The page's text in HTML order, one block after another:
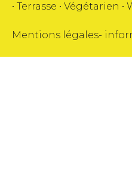
• Terrasse • Végétarien •
Mentions légales-